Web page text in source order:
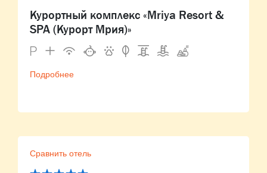
Курортный комплекс «Mriya Resort &
SPA (Курорт Мрия)»
Подробнее
Сравнить отель